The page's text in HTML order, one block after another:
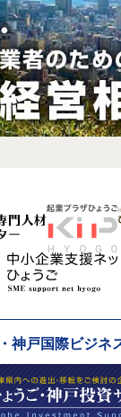
神戸国際ビジネ